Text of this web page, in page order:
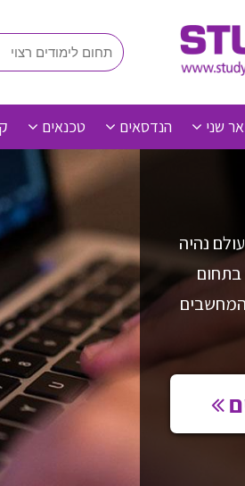
שני הנדסאים טכנאים
נהיה
בתחום